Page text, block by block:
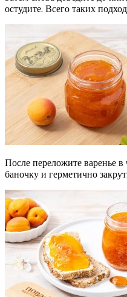
остудите. Всего таких
После переложите варенье
баночку и герметично